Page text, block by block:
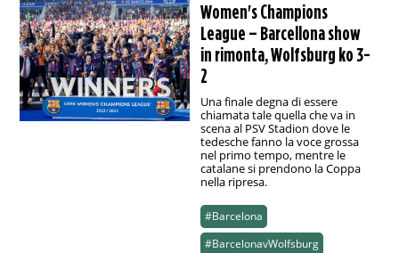
Women's Champions
League – Barcellona show
in rimonta, Wolfsburg ko 3-
2
Una finale degna di essere
chiamata tale quella che va in
scena al PSV Stadion dove le
tedesche fanno la voce grossa
nel primo tempo, mentre le
catalane si prendono la Coppa
nella ripresa.
#Barcelona
#BarcelonavWolfsburg